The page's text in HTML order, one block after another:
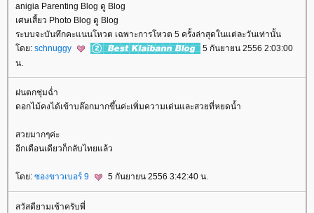
anigia Parenting Blog ดู Blog
เศษเสี้ยว Photo Blog ดู Blog
ระบบจะบันทึกคะแนนโหวต เฉพาะการโหวต 5 ครั้งล่าสุดในแต่ละวันเท่านั้น
ดย: schnuggy
5 กันยายน 2556 2:03:00
น.
ฝนตกชุ่มฉ่ำ
ดอกไม้คงได้เข้าบล๊อกมากขึ้นค่ะเพิ่มความเด่นและสวยที่หยดน้ำ
สวยมากๆค่ะ
อีกเดือนเดียวก็กลับไทยแล้ว
ดย: ซองขาวเบอร์ 9 5 กันยายน 2556 3:42:40 น.
สวัสดียามเช้าครับพี่